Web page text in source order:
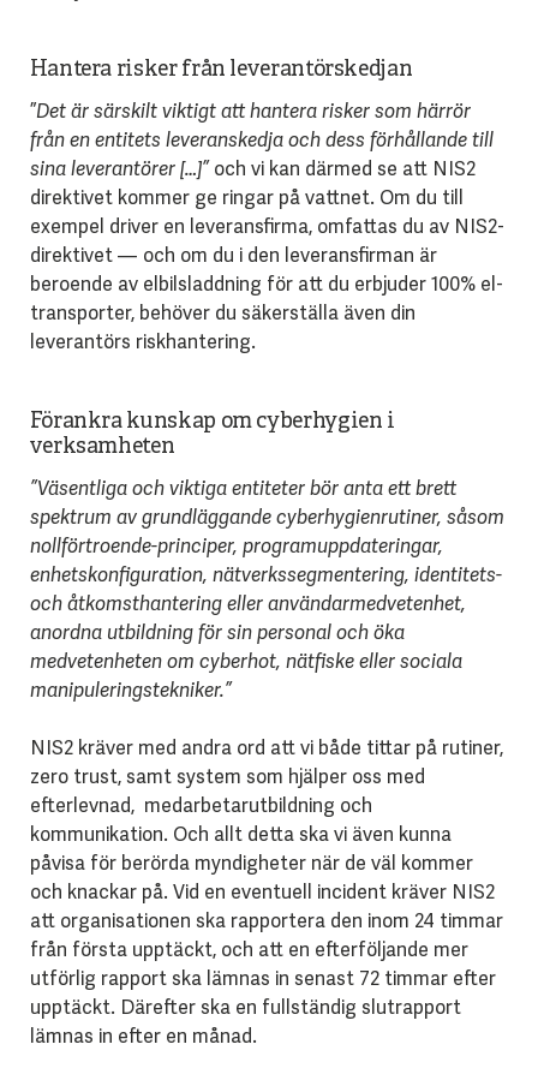
Hantera risker från leverantörskedjan
”Det är särskilt viktigt att hantera risker som härrör
från en entitets leveranskedja och dess förhållande till
sina leverantörer […]”och vi kan därmed se att NIS2
direktivet kommer ge ringar på vattnet. Om du till
exempel driver en leveransfirma, omfattas du av NIS2-
direktivet ­— och om du i den leveransfirman är
beroende av elbilsladdning för att du erbjuder 100% el-
transporter, behöver du säkerställa även din
leverantörs riskhantering.
Förankra kunskap om cyberhygien i
verksamheten
”Väsentliga och viktiga entiteter bör anta ett brett
spektrum av grundläggande cyberhygienrutiner, såsom
nollförtroende-principer, programuppdateringar,
enhetskonfiguration, nätverkssegmentering, identitets-
och åtkomsthantering eller användarmedvetenhet,
anordna utbildning för sin personal och öka
medvetenheten om cyberhot, nätfiske eller sociala
manipuleringstekniker.”
NIS2 kräver med andra ord att vi både tittar på rutiner,
zero trust, samt system som hjälper oss med
efterlevnad, medarbetarutbildning och
kommunikation. Och allt detta ska vi även kunna
påvisa för berörda myndigheter när de väl kommer
och knackar på. Vid en eventuell incident kräver NIS2
att organisationen ska rapportera den inom 24 timmar
från första upptäckt, och att en efterföljande mer
utförlig rapport ska lämnas in senast 72 timmar efter
upptäckt. Därefter ska en fullständig slutrapport
lämnas in efter en månad.